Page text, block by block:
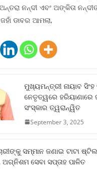
ନନ୍ଦୀ ଏବଂ ଅଙ୍କିତା
ଜହାଁ ଡାବର ଆମଲା,
ମୁଖ୍ୟମନ୍ତ୍ରୀ ନାୟାବ
ନେତୃତ୍ୱରେ ହରିୟାଣାରେ
ସଂସ୍କାର ତ୍ୱରାନ୍ୱିତ
September 3, 2025
ସମ୍ମାନ ଜଣାଇ ଟାଟା
ସେବା ସପ୍ତାହ ପାଳିତ